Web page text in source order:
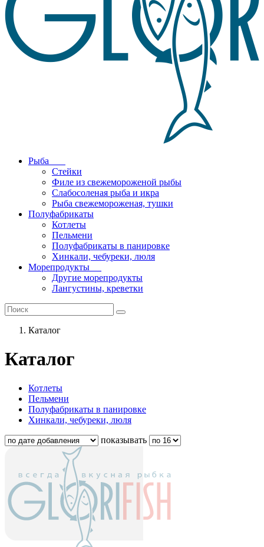
Рыба
Стейки
Филе из свежемороженой рыбы
Слабосоленая рыба и икра
Рыба свежемороженая, тушки
Полуфабрикаты
Котлеты
Пельмени
Полуфабрикаты в панировке
Хинкали, чебуреки, люля
Морепродукты
Другие морепродукты
Лангустины, креветки
Каталог
Каталог
Котлеты
Пельмени
Полуфабрикаты в панировке
Хинкали, чебуреки, люля
показывать